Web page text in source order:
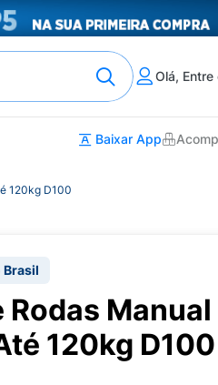
Olá,
Baixar App
120kg D100
Brasil
Rodas
120kg D100